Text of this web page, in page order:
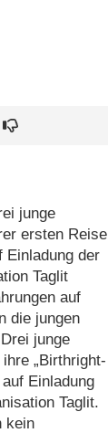
junge
ersten Reise
Einladung der
Taglit
auf
die jungen
junge
„Birthright-
Einladung
Taglit.
kein